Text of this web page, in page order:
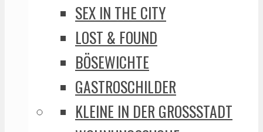
SEX IN THE CITY
LOST & FOUND
BÖSEWICHTE
GASTROSCHILDER
KLEINE IN DER GROSSSTADT